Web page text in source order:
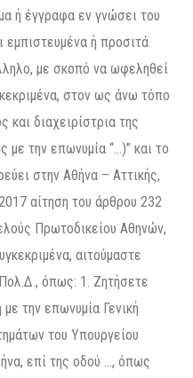
ή έγγραφα εν γνώσει του
εμπιστευμένα ή προσιτά
με σκοπό να ωφεληθεί
στον ως άνω τόπο
διαχειρίστρια της
με την επωνυμία “…)” και το
στην Αθήνα – Αττικής,
αίτηση του άρθρου 232
Πρωτοδικείου Αθηνών,
αιτούμαστε
όπως: 1. Ζητήσετε
την επωνυμία Γενική
του Υπουργείου
επί της οδού …, όπως